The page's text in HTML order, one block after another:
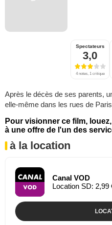
Spectateurs
3,0
4 notes, 1 critique
Après le décès de ses parents,
elle-même dans les rues de
Pour visionner ce film,
à une offre de l'un des
à la location
Canal VOD
Location SD: 2,99